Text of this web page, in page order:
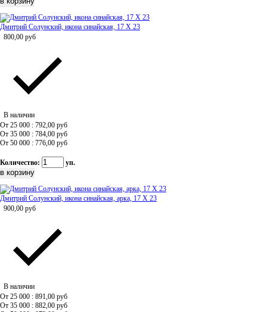
Дмитрий Солунский, икона синайская, 17 Х 23
800,00 руб
В наличии
От 25 000 : 792,00 руб
От 35 000 : 784,00 руб
От 50 000 : 776,00 руб
Количество: уп.
Дмитрий Солунский, икона синайская, арка, 17 Х 23
900,00 руб
В наличии
От 25 000 : 891,00 руб
От 35 000 : 882,00 руб